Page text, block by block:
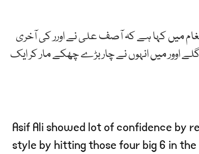
میں کہا ہے کہ آصف علی نے اورر کی آخری
اوور میں انہوں نے چار بڑے چھکے مار کر ایک
Asif Ali showed lot of confidence by
style by hitting those four big 6 in